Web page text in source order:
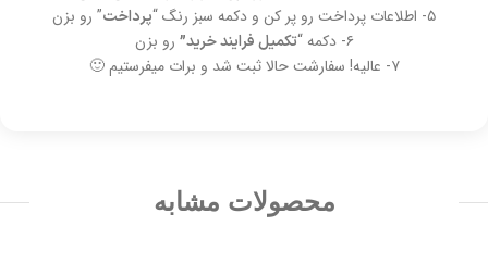
۵- اطلاعات پرداخت رو پر کن و دکمه سبز رنگ “
پرداخت” رو بزن
۶- دکمه “
تکمیل فرایند خرید” رو بزن
۷- عالیه! سفارشت حالا ثبت شد و برات میفرستیم 🙂
محصولات مشابه